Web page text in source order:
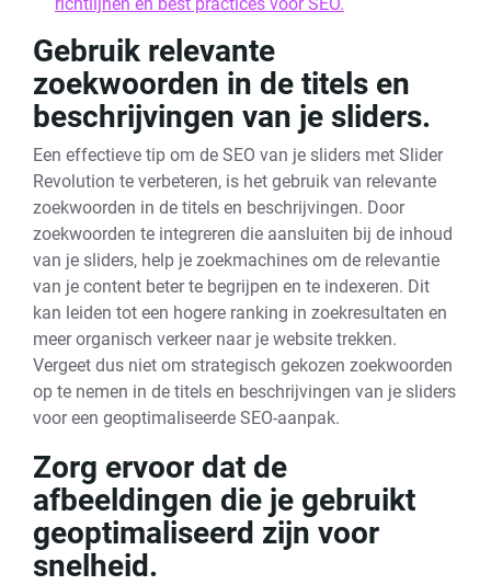
Gebruik relevante
zoekwoorden in de titels en
beschrijvingen van je sliders.
Een effectieve tip om de SEO van je sliders met Slider
Revolution te verbeteren, is het gebruik van relevante
zoekwoorden in de titels en beschrijvingen. Door
zoekwoorden te integreren die aansluiten bij de inhoud
van je sliders, help je zoekmachines om de relevantie
van je content beter te begrijpen en te indexeren. Dit
kan leiden tot een hogere ranking in zoekresultaten en
meer organisch verkeer naar je website trekken.
Vergeet dus niet om strategisch gekozen zoekwoorden
op te nemen in de titels en beschrijvingen van je sliders
voor een geoptimaliseerde SEO-aanpak.
Zorg ervoor dat de
afbeeldingen die je gebruikt
geoptimaliseerd zijn voor
snelheid.